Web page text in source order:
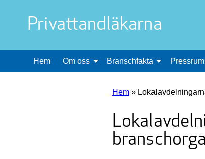
Privattandläkarna
Hem Om oss Branschfakta Pressrum
Hem »